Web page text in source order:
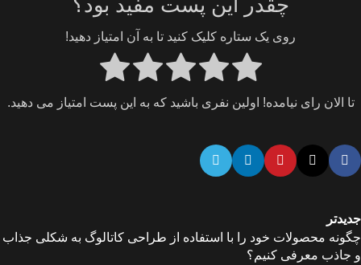
چقدر این پست مفید بود؟
روی یک ستاره کلیک کنید تا به آن امتیاز دهید!
تا الان رای نیامده! اولین نفری باشید که به این پست امتیاز می دهید.
جدیدتر
چگونه محصولات خود را با استفاده از طراحی کاتالوگ به شکلی جذاب
و جاذب معرفی کنیم؟